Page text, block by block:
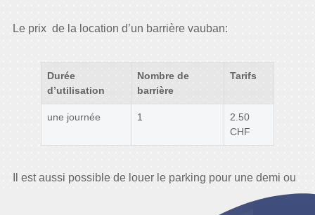
Le prix de la location d’un barrière vauban:
Durée
d’utilisation
Nombre de
barrière
Tarifs
une journée 1
2.50
CHF
Il est aussi possible de louer le parking pour une demi ou